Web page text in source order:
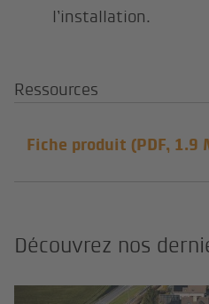
l’installation.
Ressources
Fiche produit (PDF, 1.9
Découvrez nos